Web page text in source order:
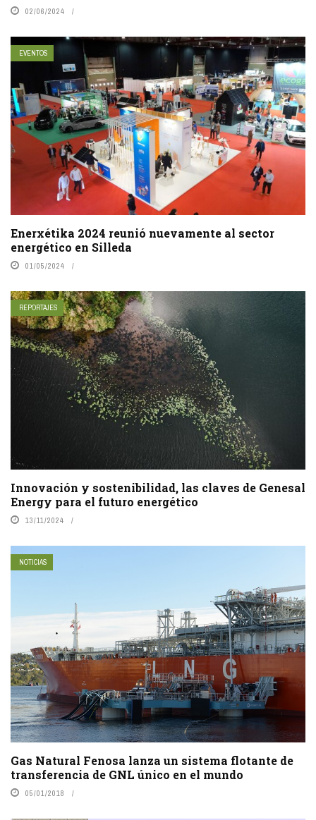
02/06/2024
EVENTOS
Enerxétika 2024 reunió nuevamente al sector
energético en Silleda
01/05/2024
REPORTAJES
Innovación y sostenibilidad, las claves de Genesal
Energy para el futuro energético
13/11/2024
NOTICIAS
Gas Natural Fenosa lanza un sistema flotante de
transferencia de GNL único en el mundo
05/01/2018